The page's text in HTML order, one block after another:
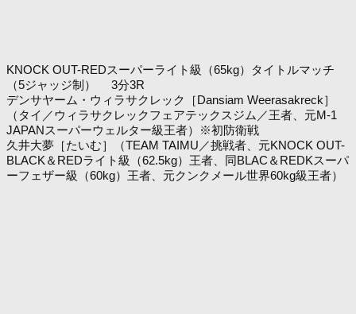
KNOCK OUT-REDスーパーライト級（65kg）タイトルマッチ
（5ジャッジ制） 3分3R
デンサヤーム・ウィラサクレック［Dansiam Weerasakreck］
（タイ／ウィラサクレックフェアテックスジム／王者、元M-1
JAPANスーパーウェルター級王者）※初防衛戦
久井大夢［たいむ］（TEAM TAIMU／挑戦者、元KNOCK OUT-
BLACK＆REDライト級（62.5kg）王者、同BLAC＆REDKスーパ
ーフェザー級（60kg）王者、元クンクメール世界60kg級王者）